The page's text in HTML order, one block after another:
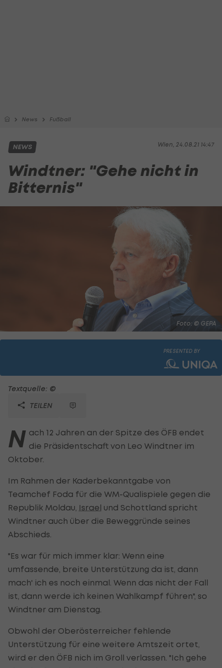
News Fußball
Wien, 24.08.21 14:47
NEWS
Windtner: "Gehe nicht in
Bitternis"
Foto: © GEPA
PRESENTED BY
Textquelle: ©
TEILEN
N ach 12 Jahren an der Spitze des ÖFB endet
die Präsidentschaft von Leo Windtner im
Oktober.
Im Rahmen der Kaderbekanntgabe von
Teamchef Foda für die WM-Qualispiele gegen die
Republik Moldau, Israel und Schottland spricht
Windtner auch über die Beweggründe seines
Abschieds.
"Es war für mich immer klar: Wenn eine
umfassende, breite Unterstützung da ist, dann
mach' ich es noch einmal. Wenn das nicht der Fall
ist, dann werde ich keinen Wahlkampf führen", so
Windtner am Dienstag.
Obwohl der Oberösterreicher fehlende
Unterstützung für eine weitere Amtszeit ortet,
wird er den ÖFB nich im Groll verlassen. "Ich gehe